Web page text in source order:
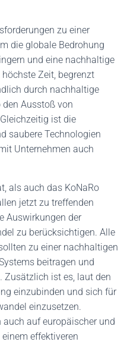
zu einer
die globale Bedrohung
und eine nachhaltige
Zeit, begrenzt
durch nachhaltige
Ausstoß von
ist die
saubere Technologien
Unternehmen auch
als auch das KoNaRo
jetzt zu treffenden
Auswirkungen der
zu berücksichtigen. Alle
zu einer nachhaltigen
beitragen und
Zusätzlich ist es, laut den
einzubinden und sich für
einzusetzen.
auf europäischer und
effektiveren